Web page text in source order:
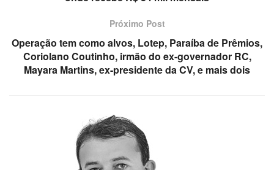
Próximo Post
Operação tem como alvos, Lotep, Paraíba de Prêmios,
Coriolano Coutinho, irmão do ex-governador RC,
Mayara Martins, ex-presidente da CV, e mais dois